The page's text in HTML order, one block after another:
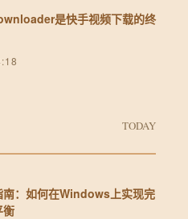
是快手视频下载的终
TODAY
南：如何在Windows上实现完
衡